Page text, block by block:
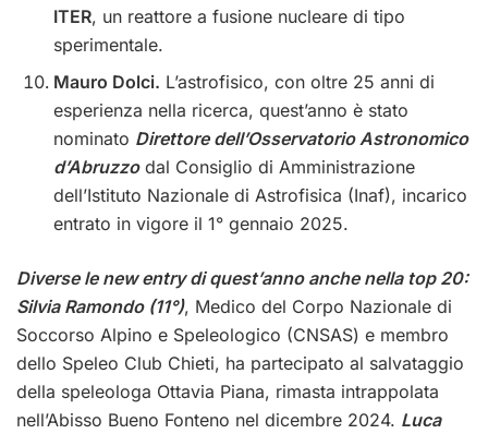
ITER, un reattore a fusione nucleare di tipo
sperimentale.
Mauro Dolci. L’astrofisico, con oltre 25 anni di
esperienza nella ricerca, quest’anno è stato
nominato Direttore dell’Osservatorio Astronomico
d’Abruzzodal Consiglio di Amministrazione
dell’Istituto Nazionale di Astrofisica (Inaf), incarico
entrato in vigore il 1° gennaio 2025.
Diverse le new entry di quest’anno anche nella top 20:
Silvia Ramondo (11°), Medico del Corpo Nazionale di
Soccorso Alpino e Speleologico (CNSAS) e membro
dello Speleo Club Chieti, ha partecipato al salvataggio
della speleologa Ottavia Piana, rimasta intrappolata
nell’Abisso Bueno Fonteno nel dicembre 2024. Luca